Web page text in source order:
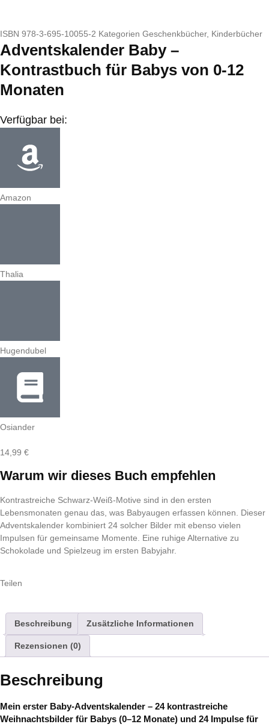
ISBN 978-3-695-10055-2 Kategorien Geschenkbücher, Kinderbücher
Adventskalender Baby –
Kontrastbuch für Babys von 0-12
Monaten
Verfügbar bei:
Amazon
Thalia
Hugendubel
Osiander
14,99 €
Warum wir dieses Buch empfehlen
Kontrastreiche Schwarz-Weiß-Motive sind in den ersten
Lebensmonaten genau das, was Babyaugen erfassen können. Dieser
Adventskalender kombiniert 24 solcher Bilder mit ebenso vielen
Impulsen für gemeinsame Momente. Eine ruhige Alternative zu
Schokolade und Spielzeug im ersten Babyjahr.
Teilen
Beschreibung Zusätzliche Informationen
Rezensionen (0)
Beschreibung
Mein erster Baby-Adventskalender – 24 kontrastreiche
Weihnachtsbilder für Babys (0–12 Monate) und 24 Impulse für